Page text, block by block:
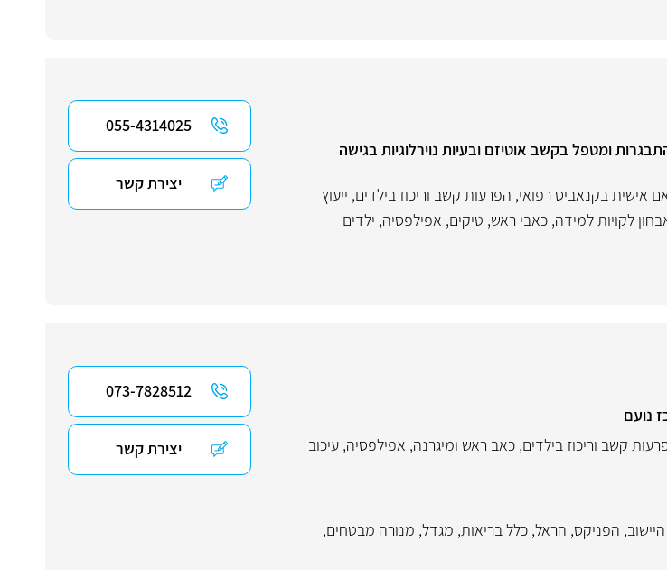
ומטפל בקשב אוטיזם ובעיות נוירלוגיות בגישה
אישית בקנאביס רפואי, הפרעות קשב וריכוז בילדים, ייעוץ
לקויות למידה, כאבי ראש, טיקים, אפילפסיה, ילדים
055-4314025
יצירת קשר
נועם
קשב וריכוז בילדים, כאב ראש ומיגרנה, אפילפסיה, עיכוב
, הפניקס, הראל, כלל בריאות, מגדל, מנורה מבטחים,
073-7828512
יצירת קשר